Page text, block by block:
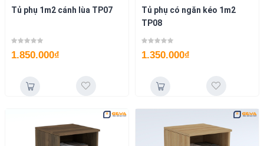
Tủ phụ 1m2 cánh lùa TP07
1.850.000₫
Tủ phụ có ngăn kéo 1m2
TP08
1.350.000₫